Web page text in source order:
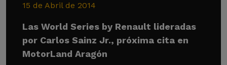
15 de Abril de 2014
Las World Series by Renault lideradas
por Carlos Sainz Jr., próxima cita en
MotorLand Aragón